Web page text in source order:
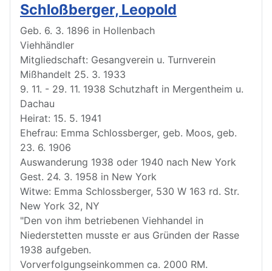
Schloßberger, Leopold
Geb. 6. 3. 1896 in Hollenbach
Viehhändler
Mitgliedschaft: Gesangverein u. Turnverein
Mißhandelt 25. 3. 1933
9. 11. - 29. 11. 1938 Schutzhaft in Mergentheim u.
Dachau
Heirat: 15. 5. 1941
Ehefrau: Emma Schlossberger, geb. Moos, geb.
23. 6. 1906
Auswanderung 1938 oder 1940 nach New York
Gest. 24. 3. 1958 in New York
Witwe: Emma Schlossberger, 530 W 163 rd. Str.
New York 32, NY
"Den von ihm betriebenen Viehhandel in
Niederstetten musste er aus Gründen der Rasse
1938 aufgeben.
Vorverfolgungseinkommen ca. 2000 RM.